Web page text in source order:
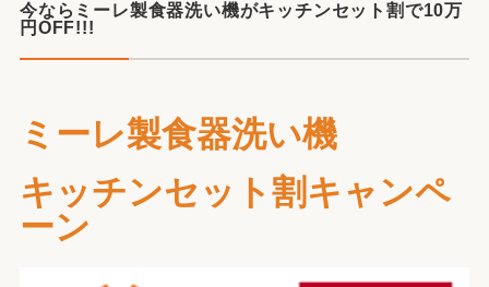
今ならミーレ製食器洗い機がキッチンセット割で10万
円OFF!!!
ミーレ製食器洗い機
キッチンセット割キャンペ
ーン